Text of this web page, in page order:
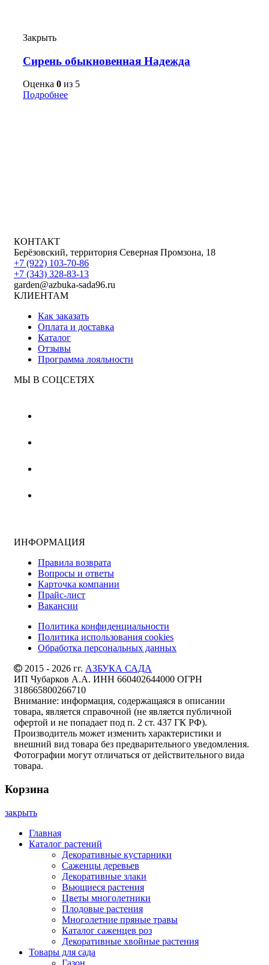
Закрыть
Сирень обыкновенная Надежда
Оценка 0 из 5
Подробнее
КОНТАКТ
Берёзовский, территория Северная Промзона, 18
+7 (922) 103-70-86
+7 (343) 328-83-13
garden@azbuka-sada96.ru
КЛИЕНТАМ
Как заказать
Оплата и доставка
Каталог
Отзывы
Программа лояльности
МЫ В СОЦСЕТЯХ
ИНФОРМАЦИЯ
Правила возврата
Вопросы и ответы
Карточка компании
Прайс-лист
Вакансии
Политика конфиденциальности
Политика использования cookies
Обработка персональных данных
2015 - 2026 гг. АЗБУКА САДА
ИП Чубарков А.А. ИНН 660402644000 ОГРН
318665800266710
Внимание: информация, содержащаяся в описании
товара, является справочной (не является публичной
офертой и не попадает под п. 2 ст. 437 ГК РФ).
Производитель может изменить характеристики и
внешний вид товара без предварительного уведомления.
Фотографии могут отличаться от действительного вида
товара.
Корзина
закрыть
Главная
Каталог растений
Декоративные кустарники
Саженцы деревьев
Декоративные злаки
Вьющиеся растения
Цветы многолетники
Плодовые растения
Многолетние пряные травы
Каталог саженцев роз
Декоративные хвойные растения
Товары для сада
Газон